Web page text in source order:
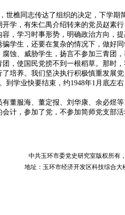
世樵同志传达了组织的决定，下学
学，有朱仁禺介绍转来的党员赵素
，学习时事形势，明确政治方向，
学生，还要在复杂的情况下，做好
蚀、威胁学生，扬言不参加三青团
，使国民党捞不到一根稻草。那时
培养。我们坚决执行积极慎重发展
到学业快要结束，约1948年1 月底左
董服海、董定报、刘华康、余必煜
计，参加了党，不参加简师党支部
中共玉环市委党史研究室版权所有
地址：玉环市经济开发区科技综合大